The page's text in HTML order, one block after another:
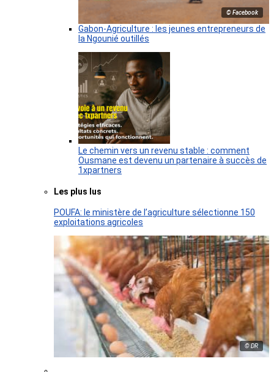
© Facebook
Gabon-Agriculture : les jeunes entrepreneurs de
la Ngounié outillés
Le chemin vers un revenu stable : comment
Ousmane est devenu un partenaire à succès de
1xpartners
Les plus lus
POUFA: le ministère de l’agriculture sélectionne 150
exploitations agricoles
© DR